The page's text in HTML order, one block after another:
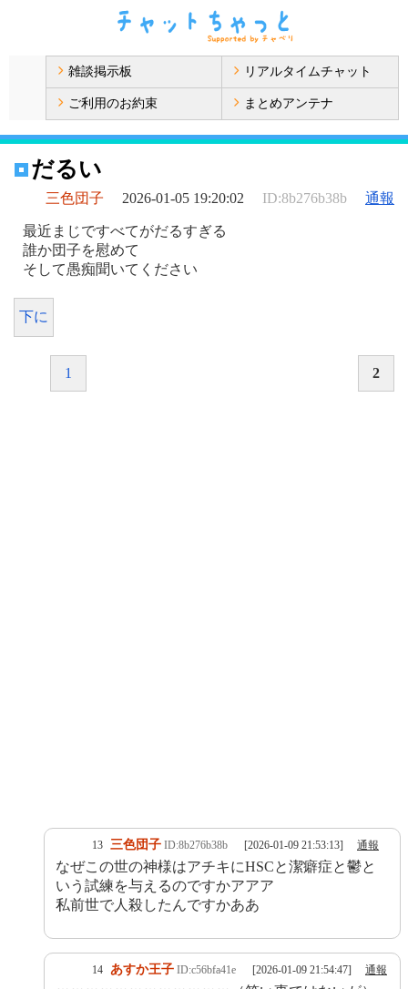
雑談掲示板 リアルタイムチャット
ご利用のお約束 まとめアンテナ
だるい
三色団子 2026-01-05 19:20:02 ID:8b276b38b 通報
最近まじですべてがだるすぎる
誰か団子を慰めて
そして愚痴聞いてください
下に
1 2
13 三色団子 ID:8b276b38b [2026-01-09 21:53:13] 通報
なぜこの世の神様はアチキにHSCと潔癖症と鬱と
いう試練を与えるのですかアアア
私前世で人殺したんですかああ
14 あすか王子 ID:c56bfa41e [2026-01-09 21:54:47] 通報